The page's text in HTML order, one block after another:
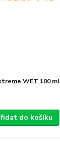
WET 100 ml
do košíku